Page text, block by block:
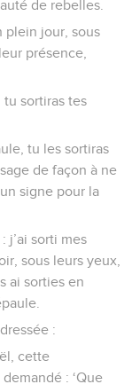
de rebelles.
plein jour, sous
présence,
tu sortiras tes
tu les sortiras
de façon à ne
signe pour la
j’ai sorti mes
sous leurs yeux,
ai sorties en
:
cette
: ‘Que